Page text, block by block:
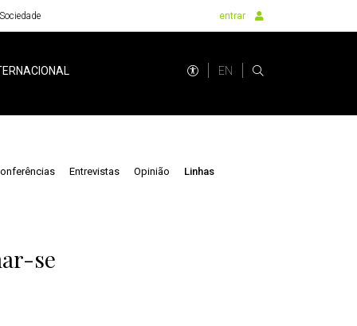
Sociedade entrar
EN
Entrevistas Opinião Linhas
se